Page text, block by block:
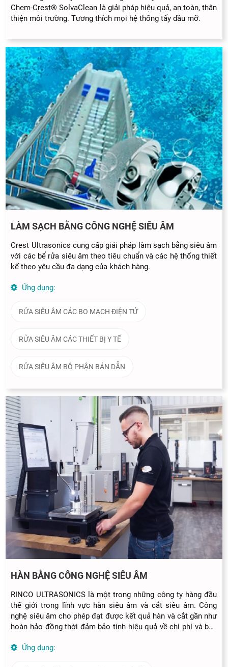
Chem-Crest® SolvaClean là giải pháp hiệu quả, an toàn, thân
thiện môi trường. Tương thích mọi hệ thống tẩy dầu mỡ.
LÀM SẠCH BẰNG CÔNG NGHỆ SIÊU ÂM
Crest Ultrasonics cung cấp giải pháp làm sạch bằng siêu âm
với các bể rửa siêu âm theo tiêu chuẩn và các hệ thống thiết
kế theo yêu cầu đa dạng của khách hàng.
Ứng dụng:
RỬA SIÊU ÂM CÁC BO MẠCH ĐIỆN TỬ
RỬA SIÊU ÂM CÁC THIẾT BỊ Y TẾ
RỬA SIÊU ÂM BỘ PHẬN BÁN DẪN
HÀN BẰNG CÔNG NGHỆ SIÊU ÂM
RINCO ULTRASONICS là một trong những công ty hàng đầu
thế giới trong lĩnh vực hàn siêu âm và cắt siêu âm. Công
nghệ siêu âm cho phép đạt được kết quả hàn và cắt gần như
hoàn hảo đồng thời đảm bảo tính hiệu quả về chi phí và bền
Ứng dụng: